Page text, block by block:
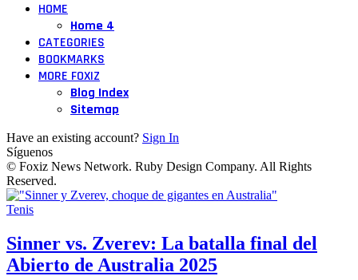
HOME
Home 4
CATEGORIES
BOOKMARKS
MORE FOXIZ
Blog Index
Sitemap
Have an existing account? Sign In
Síguenos
© Foxiz News Network. Ruby Design Company. All Rights
Reserved.
Tenis
Sinner vs. Zverev: La batalla final del
Abierto de Australia 2025